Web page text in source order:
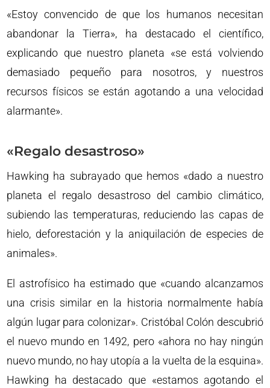
«Estoy convencido de que los humanos necesitan
abandonar la Tierra», ha destacado el científico,
explicando que nuestro planeta «se está volviendo
demasiado pequeño para nosotros, y nuestros
recursos físicos se están agotando a una velocidad
alarmante».
«Regalo desastroso»
Hawking ha subrayado que hemos «dado a nuestro
planeta el regalo desastroso del cambio climático,
subiendo las temperaturas, reduciendo las capas de
hielo, deforestación y la aniquilación de especies de
animales».
El astrofísico ha estimado que «cuando alcanzamos
una crisis similar en la historia normalmente había
algún lugar para colonizar». Cristóbal Colón descubrió
el nuevo mundo en 1492, pero «ahora no hay ningún
nuevo mundo, no hay utopía a la vuelta de la esquina».
Hawking ha destacado que «estamos agotando el